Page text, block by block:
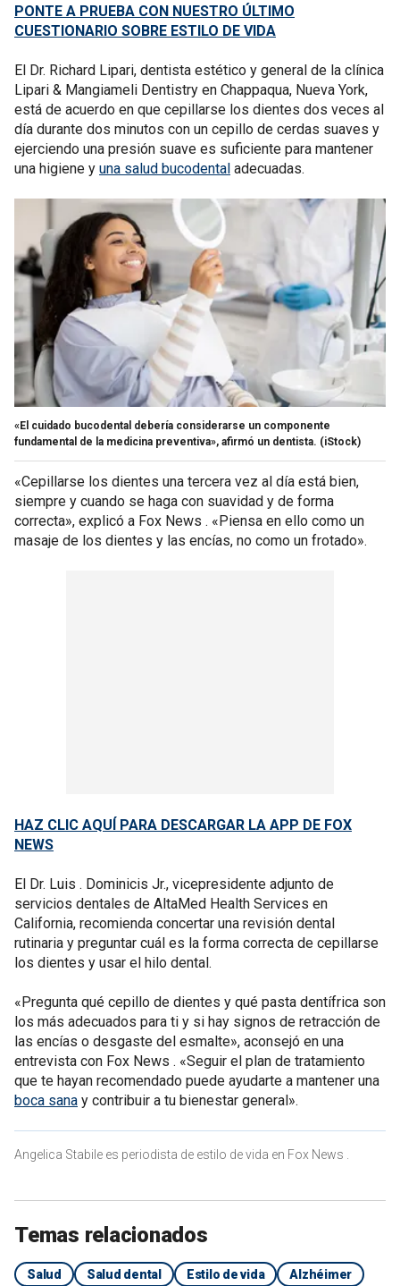
PONTE A PRUEBA CON NUESTRO ÚLTIMO
CUESTIONARIO SOBRE ESTILO DE VIDA
El Dr. Richard Lipari, dentista estético y general de la clínica
Lipari & Mangiameli Dentistry en Chappaqua, Nueva York,
está de acuerdo en que cepillarse los dientes dos veces al
día durante dos minutos con un cepillo de cerdas suaves y
ejerciendo una presión suave es suficiente para mantener
una higiene y una salud bucodental adecuadas.
«El cuidado bucodental debería considerarse un componente
fundamental de la medicina preventiva», afirmó un dentista. (iStock)
«Cepillarse los dientes una tercera vez al día está bien,
siempre y cuando se haga con suavidad y de forma
correcta», explicó a Fox News . «Piensa en ello como un
masaje de los dientes y las encías, no como un frotado».
HAZ CLIC AQUÍ PARA DESCARGAR LA APP DE FOX
NEWS
El Dr. Luis . Dominicis Jr., vicepresidente adjunto de
servicios dentales de AltaMed Health Services en
California, recomienda concertar una revisión dental
rutinaria y preguntar cuál es la forma correcta de cepillarse
los dientes y usar el hilo dental.
«Pregunta qué cepillo de dientes y qué pasta dentífrica son
los más adecuados para ti y si hay signos de retracción de
las encías o desgaste del esmalte», aconsejó en una
entrevista con Fox News . «Seguir el plan de tratamiento
que te hayan recomendado puede ayudarte a mantener una
boca sana y contribuir a tu bienestar general».
Angelica Stabile es periodista de estilo de vida en Fox News .
Temas relacionados
Salud Salud dental Estilo de vida
Alzhéimer